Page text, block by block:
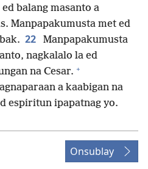
balang masanto a
Manpapakumusta met ed
22
Manpapakumusta
nagkalalo la ed
na Cesar. +
a kaabigan na
espiritun ipapatnag yo.
Onsublay